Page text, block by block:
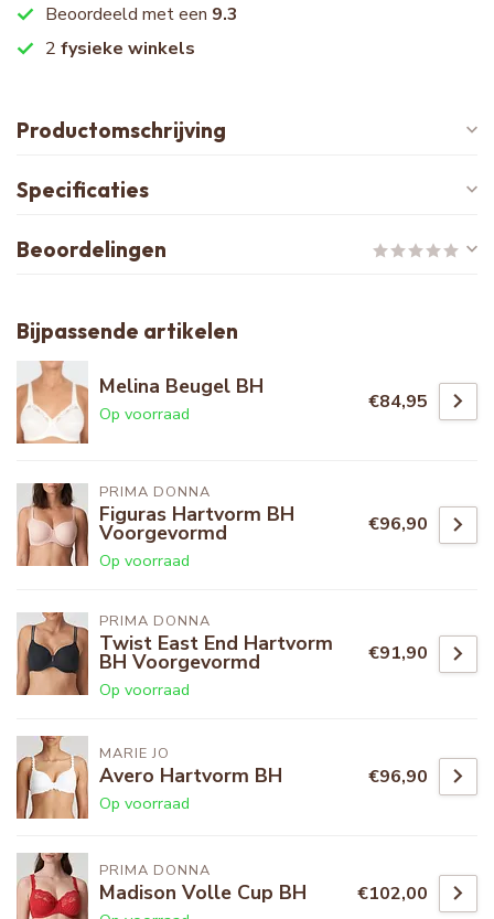
Beoordeeld met een 9.3
2 fysieke winkels
Productomschrijving
Specificaties
Beoordelingen
Bijpassende artikelen
Melina Beugel BH
Op voorraad
€84,95
PRIMA DONNA
Figuras Hartvorm BH
Voorgevormd
Op voorraad
€96,90
PRIMA DONNA
Twist East End Hartvorm
BH Voorgevormd
Op voorraad
€91,90
MARIE JO
Avero Hartvorm BH
Op voorraad
€96,90
PRIMA DONNA
Madison Volle Cup BH €102,00